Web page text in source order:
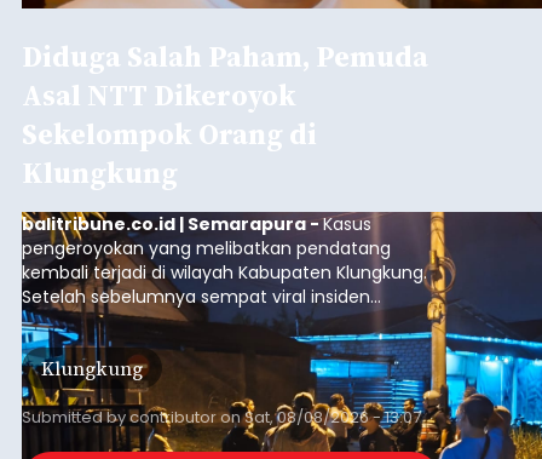
Diduga Salah Paham, Pemuda
Asal NTT Dikeroyok
Sekelompok Orang di
Klungkung
balitribune.co.id | Semarapura -Kasus
pengeroyokan yang melibatkan pendatang
kembali terjadi di wilayah Kabupaten Klungkung.
Setelah sebelumnya sempat viral insiden
keributan di barat Pasar Galiran, peristiwa serupa
kini menimpa seorang pemuda asal Kabupaten
Sumba Barat Daya (SBD), Nusa Tenggara Timur
(NTT).
Klungkung
Submitted bycontributoronSat, 08/08/2026 - 13:07